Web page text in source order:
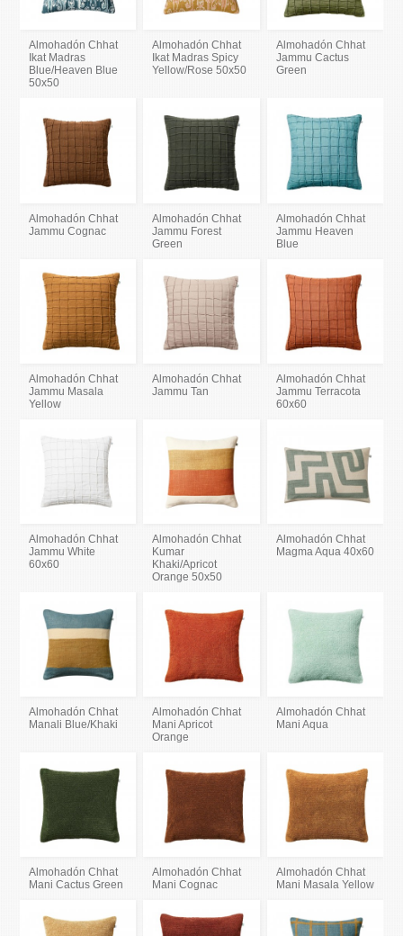
Almohadón Chhat
Ikat Madras
Blue/Heaven Blue
50x50
Almohadón Chhat
Ikat Madras Spicy
Yellow/Rose 50x50
Almohadón Chhat
Jammu Cactus
Green
Almohadón Chhat
Jammu Cognac
Almohadón Chhat
Jammu Forest
Green
Almohadón Chhat
Jammu Heaven
Blue
Almohadón Chhat
Jammu Masala
Yellow
Almohadón Chhat
Jammu Tan
Almohadón Chhat
Jammu Terracota
60x60
Almohadón Chhat
Jammu White
60x60
Almohadón Chhat
Kumar
Khaki/Apricot
Orange 50x50
Almohadón Chhat
Magma Aqua 40x60
Almohadón Chhat
Manali Blue/Khaki
Almohadón Chhat
Mani Apricot
Orange
Almohadón Chhat
Mani Aqua
Almohadón Chhat
Mani Cactus Green
Almohadón Chhat
Mani Cognac
Almohadón Chhat
Mani Masala Yellow